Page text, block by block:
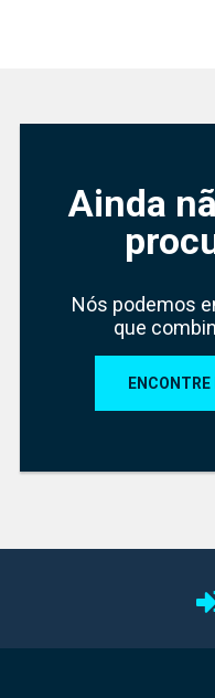
Ainda
Nós podemos
que